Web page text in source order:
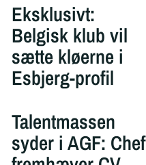
Eksklusivt:
Belgisk klub vil
sætte kløerne i
Esbjerg-profil
Talentmassen
syder i AGF: Chef